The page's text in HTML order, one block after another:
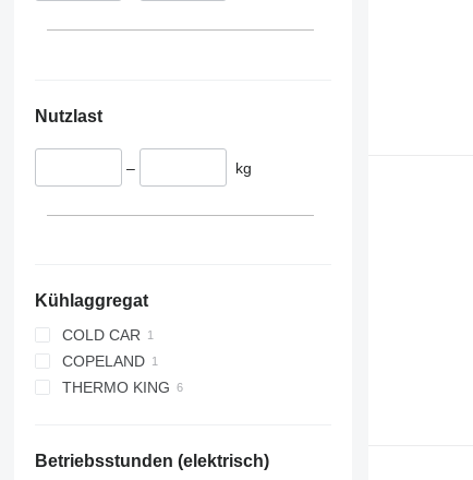
Nutzlast
– kg
Kühlaggregat
COLD CAR
COPELAND
THERMO KING
Betriebsstunden (elektrisch)